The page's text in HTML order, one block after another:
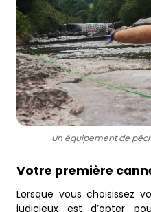
Un équipement de
Votre première
Lorsque vous choisissez
judicieux est d’opter